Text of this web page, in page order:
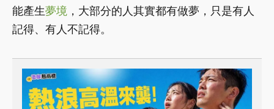
能產生夢境 ，大部分的人其實都有做夢，只是有人
記得、有人不記得。